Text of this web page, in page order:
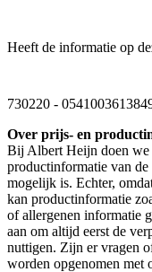
Heeft de informatie op
730220 -
Over prijs- en
Bij Albert Heijn doen we
productinformatie van
mogelijk is. Echter,
kan productinformatie
of allergenen informatie
aan om altijd eerst de
nuttigen. Zijn er vragen
worden opgenomen met